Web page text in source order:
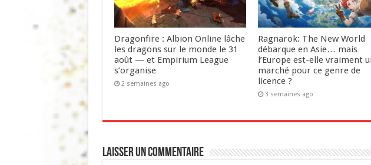
Dragonfire : Albion Online lâche
les dragons sur le monde le 31
août — et Empirium League
s’organise
2 semaines ago
Ragnarok: The New World
débarque en Asie… mais
l’Europe est-elle vraiment
marché pour ce genre de
licence ?
3 semaines ago
Laisser un commentaire